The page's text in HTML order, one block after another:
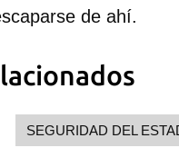
de ahí.
SEGURIDAD DEL